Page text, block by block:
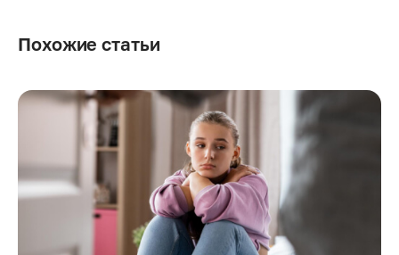
Похожие статьи